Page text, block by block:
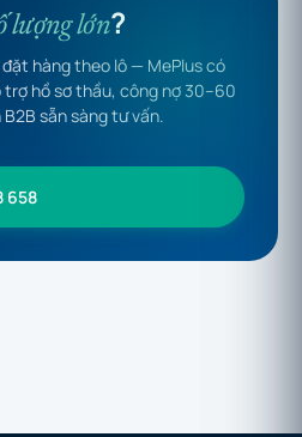
lượng lớn?
hàng theo lô — MePlus có
hồ sơ thầu, công nợ 30–60
sẵn sàng tư vấn.
658